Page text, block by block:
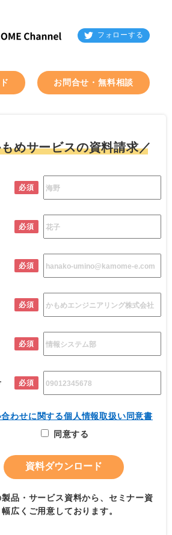
フォローする
お問合せ・無料相談
めサービスの資料請求／
必須
必須
必須
必須
必須
必須
わせに関する個人情報取扱い同意書
同意する
品・サービス資料から、セミナー資
広くご用意しております。